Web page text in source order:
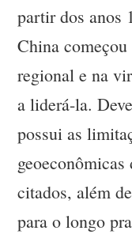
partir dos anos
China
regional e na
a liderá-la.
possui as
citados, além
para o longo